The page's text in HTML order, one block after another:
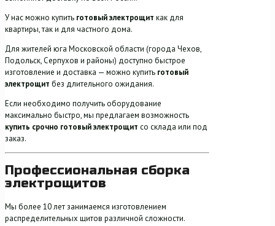
У нас можно купить готовый электрощит как для
квартиры, так и для частного дома.
Для жителей юга Московской области (города Чехов,
Подольск, Серпухов и районы) доступно быстрое
изготовление и доставка — можно купить готовый
электрощит без длительного ожидания.
Если необходимо получить оборудование
максимально быстро, мы предлагаем возможность
купить срочно готовый электрощит со склада или под
заказ.
Профессиональная сборка
электрощитов
Мы более 10 лет занимаемся изготовлением
распределительных щитов различной сложности.